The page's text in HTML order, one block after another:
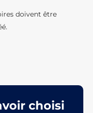
doivent être
choisi